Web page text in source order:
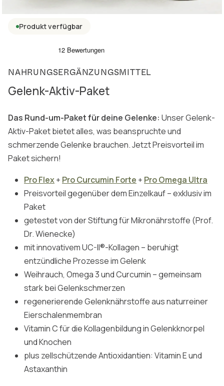
Produkt verfügbar
NAHRUNGSERGÄNZUNGSMITTEL
Gelenk-Aktiv-Paket
Das Rund-um-Paket für deine Gelenke: Unser Gelenk-
Aktiv-Paket bietet alles, was beanspruchte und
schmerzende Gelenke brauchen. Jetzt Preisvorteil im
Paket sichern!
Pro Flex+ Pro Curcumin Forte + Pro Omega Ultra
Preisvorteil gegenüber dem Einzelkauf – exklusiv im
Paket
getestet von der Stiftung für Mikronährstoffe (Prof.
Dr. Wienecke)
mit innovativem UC-II®-Kollagen – beruhigt
entzündliche Prozesse im Gelenk
Weihrauch, Omega 3 und Curcumin – gemeinsam
stark bei Gelenkschmerzen
regenerierende Gelenknährstoffe aus naturreiner
Eierschalenmembran
Vitamin C für die Kollagenbildung in Gelenkknorpel
und Knochen
plus zellschützende Antioxidantien: Vitamin E und
Astaxanthin